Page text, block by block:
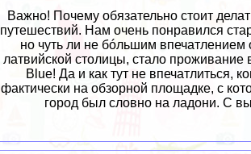
Важно! Почему обязательно стоит
путешествий. Нам очень понравился
но чуть ли не бóльшим впечатлением
латвийской столицы, стало проживание
Blue! Да и как тут не впечатлиться,
фактически на обзорной площадке, с
город был словно на ладони. С